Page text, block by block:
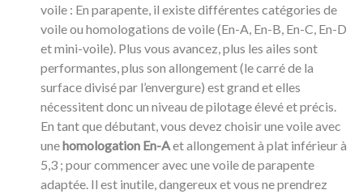
voile : En parapente, il existe différentes catégories de
voile ou homologations de voile (En-A, En-B, En-C, En-D
et mini-voile). Plus vous avancez, plus les ailes sont
performantes, plus son allongement (le carré de la
surface divisé par l’envergure) est grand et elles
nécessitent donc un niveau de pilotage élevé et précis.
En tant que débutant, vous devez choisir une voile avec
unehomologation En-Aet allongement à plat inférieur à
5,3 ; pour commencer avec une voile de parapente
adaptée. Il est inutile, dangereux et vous ne prendrez